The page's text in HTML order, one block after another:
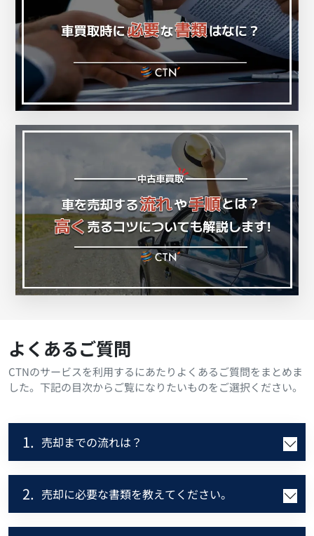
よくあるご質問
CTNのサービスを利用するにあたりよくあるご質問をまとめま
した。下記の目次からご覧になりたいものをご選択ください。
1. 売却までの流れは？
2. 売却に必要な書類を教えてください。